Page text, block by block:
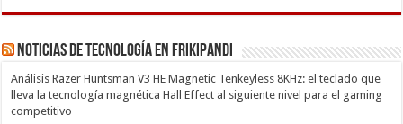
Noticias de Tecnología en Frikipandi
Análisis Razer Huntsman V3 HE Magnetic Tenkeyless 8KHz: el teclado que
lleva la tecnología magnética Hall Effect al siguiente nivel para el gaming
competitivo